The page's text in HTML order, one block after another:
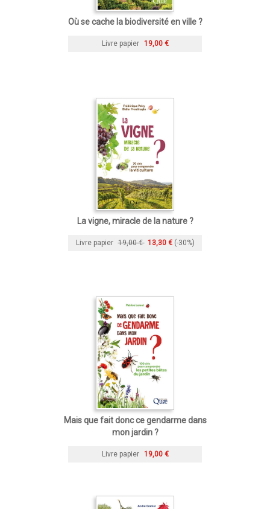
Où se cache la biodiversité en ville ?
Livre papier 19,00 €
La vigne, miracle de la nature ?
Livre papier 19,00 € 13,30 € (-30%)
Mais que fait donc ce gendarme dans
mon jardin ?
Livre papier 19,00 €